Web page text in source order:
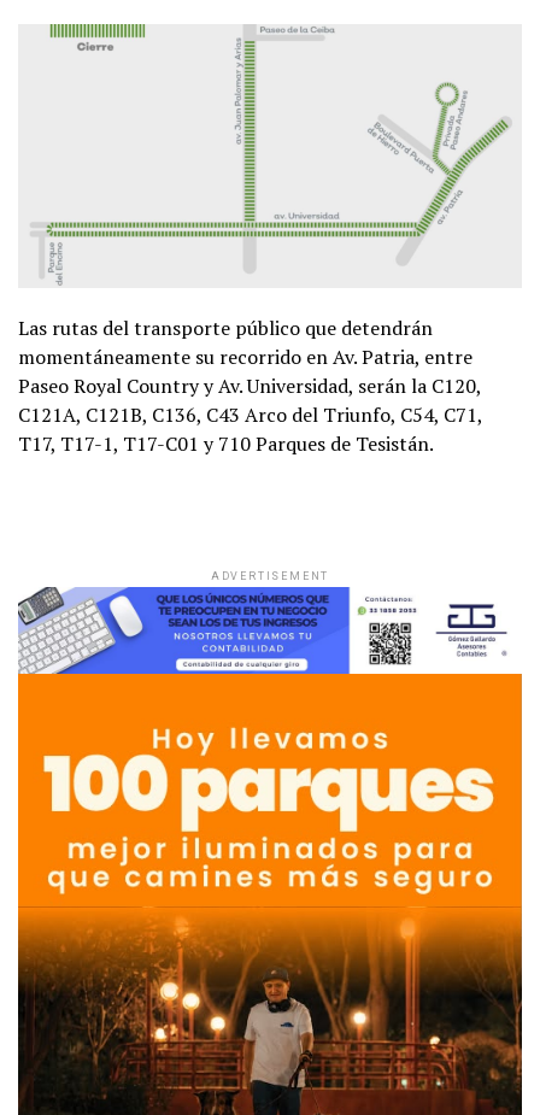
Las rutas del transporte público que detendrán
momentáneamente su recorrido en Av. Patria, entre
Paseo Royal Country y Av. Universidad, serán la C120,
C121A, C121B, C136, C43 Arco del Triunfo, C54, C71,
T17, T17-1, T17-C01 y 710 Parques de Tesistán.
ADVERTISEMENT